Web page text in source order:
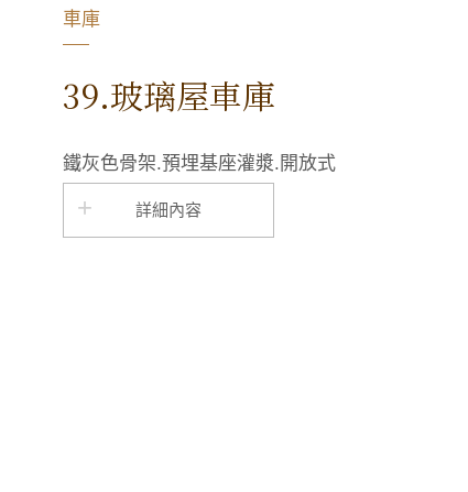
車庫
39.玻璃屋車庫
鐵灰色骨架.預埋基座灌漿.開放式
詳細內容